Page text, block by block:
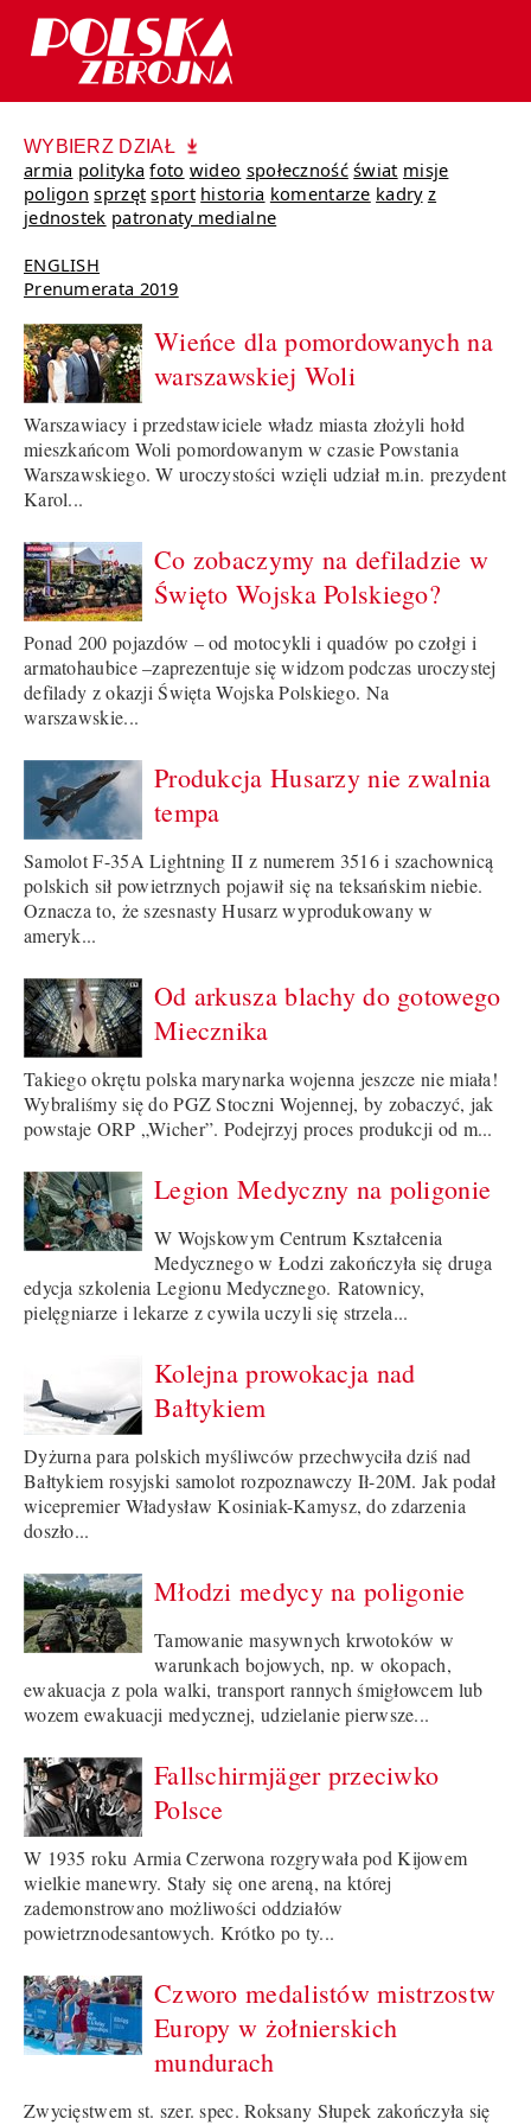
WYBIERZ DZIAŁ
armia polityka foto wideo społeczność świat misje
poligon sprzęt sport historia komentarze kadry z
jednostek patronaty medialne
ENGLISH
Prenumerata 2019
Wieńce dla pomordowanych na
warszawskiej Woli
Warszawiacy i przedstawiciele władz miasta złożyli hołd
mieszkańcom Woli pomordowanym w czasie Powstania
Warszawskiego. W uroczystości wzięli udział m.in. prezydent
Karol...
Co zobaczymy na defiladzie w
Święto Wojska Polskiego?
Ponad 200 pojazdów – od motocykli i quadów po czołgi i
armatohaubice –zaprezentuje się widzom podczas uroczystej
defilady z okazji Święta Wojska Polskiego. Na
warszawskie...
Produkcja Husarzy nie zwalnia
tempa
Samolot F-35A Lightning II z numerem 3516 i szachownicą
polskich sił powietrznych pojawił się na teksańskim niebie.
Oznacza to, że szesnasty Husarz wyprodukowany w
ameryk...
Od arkusza blachy do gotowego
Miecznika
Takiego okrętu polska marynarka wojenna jeszcze nie miała!
Wybraliśmy się do PGZ Stoczni Wojennej, by zobaczyć, jak
powstaje ORP „Wicher”. Podejrzyj proces produkcji od m...
Legion Medyczny na poligonie
W Wojskowym Centrum Kształcenia
Medycznego w Łodzi zakończyła się druga
edycja szkolenia Legionu Medycznego. Ratownicy,
pielęgniarze i lekarze z cywila uczyli się strzela...
Kolejna prowokacja nad
Bałtykiem
Dyżurna para polskich myśliwców przechwyciła dziś nad
Bałtykiem rosyjski samolot rozpoznawczy Ił-20M. Jak podał
wicepremier Władysław Kosiniak-Kamysz, do zdarzenia
doszło...
Młodzi medycy na poligonie
Tamowanie masywnych krwotoków w
warunkach bojowych, np. w okopach,
ewakuacja z pola walki, transport rannych śmigłowcem lub
wozem ewakuacji medycznej, udzielanie pierwsze...
Fallschirmjäger przeciwko
Polsce
W 1935 roku Armia Czerwona rozgrywała pod Kijowem
wielkie manewry. Stały się one areną, na której
zademonstrowano możliwości oddziałów
powietrznodesantowych. Krótko po ty...
Czworo medalistów mistrzostw
Europy w żołnierskich
mundurach
Zwycięstwem st. szer. spec. Roksany Słupek zakończyła się